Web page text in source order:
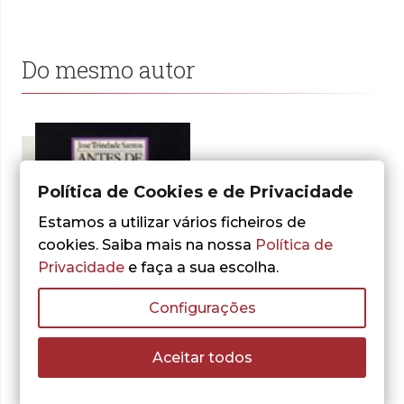
Do mesmo autor
- 30%
Política de Cookies e de Privacidade
Estamos a utilizar vários ficheiros de
cookies. Saiba mais na nossa Política de
Privacidade e faça a sua escolha.
Configurações
Aceitar todos